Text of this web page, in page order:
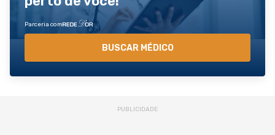
Parceria com
BUSCAR MÉDICO